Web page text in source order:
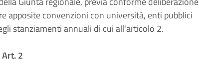
apposite convenzioni con università, enti pubblici
stanziamenti annuali di cui all'articolo 2.
Art. 2